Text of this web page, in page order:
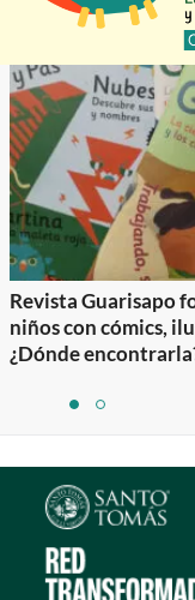
Revista Guarisapo
niños con cómics,
¿Dónde
itemitem
2